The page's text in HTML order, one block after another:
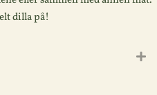
dilla på!